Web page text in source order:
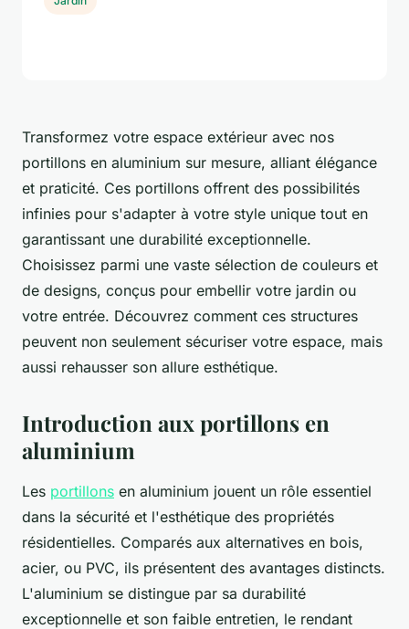
Transformez votre espace extérieur avec nos
portillons en aluminium sur mesure, alliant élégance
et praticité. Ces portillons offrent des possibilités
infinies pour s'adapter à votre style unique tout en
garantissant une durabilité exceptionnelle.
Choisissez parmi une vaste sélection de couleurs et
de designs, conçus pour embellir votre jardin ou
votre entrée. Découvrez comment ces structures
peuvent non seulement sécuriser votre espace, mais
aussi rehausser son allure esthétique.
Introduction aux portillons en
aluminium
Les portillons en aluminium jouent un rôle essentiel
dans la sécurité et l'esthétique des propriétés
résidentielles. Comparés aux alternatives en bois,
acier, ou PVC, ils présentent des avantages distincts.
L'aluminium se distingue par sa durabilité
exceptionnelle et son faible entretien, le rendant